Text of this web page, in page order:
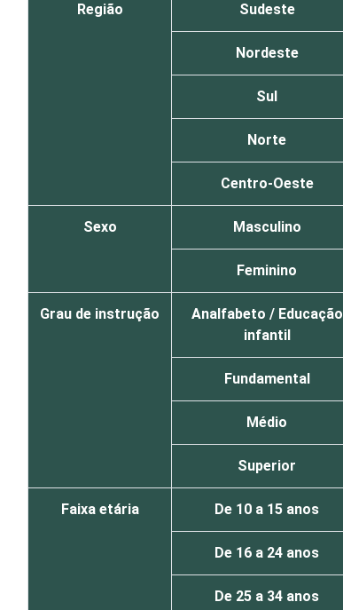
Região Sudeste
Nordeste
Sul
Norte
Centro-Oeste
Sexo Masculino
Feminino
Grau de instrução
Analfabeto / Educação
infantil
Fundamental
Médio
Superior
Faixa etária De 10 a 15 anos
De 16 a 24 anos
De 25 a 34 anos